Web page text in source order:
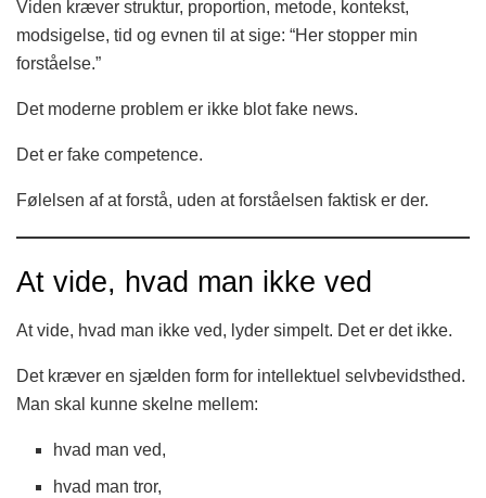
Viden kræver struktur, proportion, metode, kontekst,
modsigelse, tid og evnen til at sige: “Her stopper min
forståelse.”
Det moderne problem er ikke blot fake news.
Det er fake competence.
Følelsen af at forstå, uden at forståelsen faktisk er der.
At vide, hvad man ikke ved
At vide, hvad man ikke ved, lyder simpelt. Det er det ikke.
Det kræver en sjælden form for intellektuel selvbevidsthed.
Man skal kunne skelne mellem:
hvad man ved,
hvad man tror,